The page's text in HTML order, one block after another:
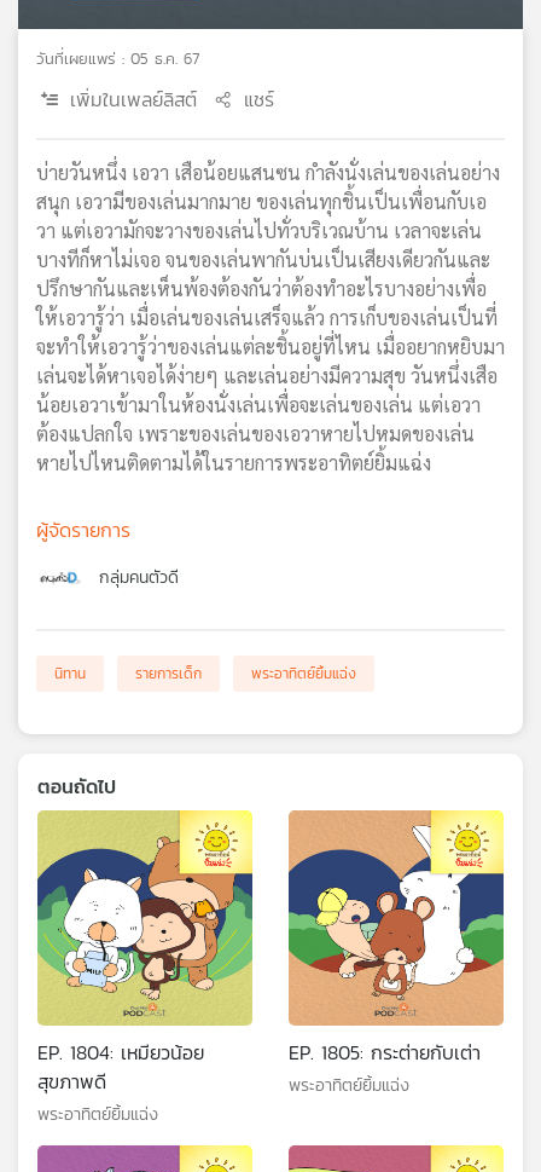
ไทย
แผนที่
วิทยุ
เครือ
ข่าย
วันที่เผยแพร่ : 05 ธ.ค. 67
เพิ่มในเพลย์ลิสต์ แชร์
บ่ายวันหนึ่ง เอวา เสือน้อยแสนซน กำลังนั่งเล่นของเล่นอย่าง
สนุก เอวามีของเล่นมากมาย ของเล่นทุกชิ้นเป็นเพื่อนกับเอ
วา แต่เอวามักจะวางของเล่นไปทั่วบริเวณบ้าน เวลาจะเล่น
บางทีก็หาไม่เจอ จนของเล่นพากันบ่นเป็นเสียงเดียวกันและ
ปรึกษากันและเห็นพ้องต้องกันว่าต้องทำอะไรบางอย่างเพื่อ
ให้เอวารู้ว่า เมื่อเล่นของเล่นเสร็จแล้ว การเก็บของเล่นเป็นที่
จะทำให้เอวารู้ว่าของเล่นแต่ละชิ้นอยู่ที่ไหน เมื่ออยากหยิบมา
เล่นจะได้หาเจอได้ง่ายๆ และเล่นอย่างมีความสุข วันหนึ่งเสือ
น้อยเอวาเข้ามาในห้องนั่งเล่นเพื่อจะเล่นของเล่น แต่เอวา
ต้องแปลกใจ เพราะของเล่นของเอวาหายไปหมดของเล่น
หายไปไหนติดตามได้ในรายการพระอาทิตย์ยิ้มแฉ่ง
ผู้จัดรายการ
กลุ่มคนตัวดี
นิทาน รายการเด็ก พระอาทิตย์ยิ้มแฉ่ง
ตอนถัดไป
EP. 1804: เหมียวน้อย
สุขภาพดี
พระอาทิตย์ยิ้มแฉ่ง
EP. 1805: กระต่ายกับเต่า
พระอาทิตย์ยิ้มแฉ่ง